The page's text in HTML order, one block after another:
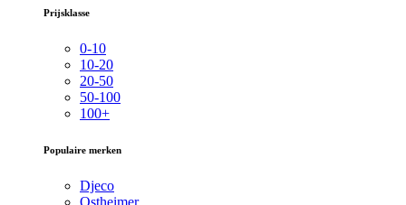
Prijsklasse
0-10
10-20
20-50
50-100
100+
Populaire merken
Djeco
Ostheimer